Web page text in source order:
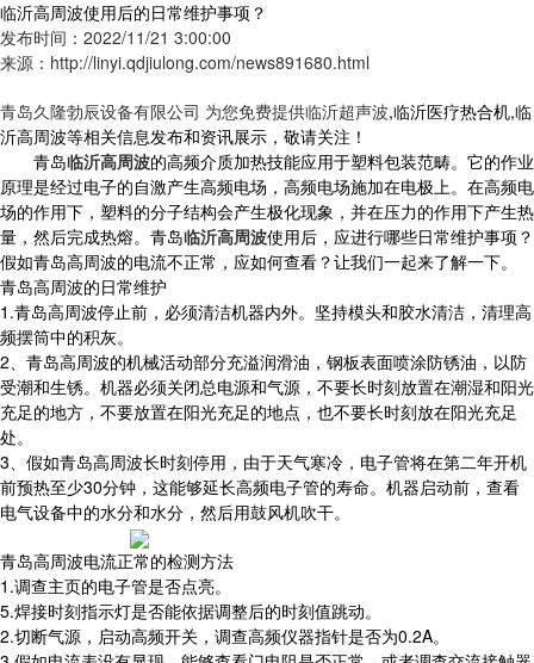
临沂高周波使用后的日常维护事项？
发布时间：2022/11/21 3:00:00
来源：http://linyi.qdjiulong.com/news891680.html
青岛久隆勃辰设备有限公司 为您免费提供临沂超声波,临沂医疗热合机,临
沂高周波等相关信息发布和资讯展示，敬请关注！
青岛临沂高周波的高频介质加热技能应用于塑料包装范畴。它的作业
原理是经过电子的自激产生高频电场，高频电场施加在电极上。在高频电
场的作用下，塑料的分子结构会产生极化现象，并在压力的作用下产生热
量，然后完成热熔。青岛临沂高周波使用后，应进行哪些日常维护事项？
假如青岛高周波的电流不正常，应如何查看？让我们一起来了解一下。
青岛高周波的日常维护
1.青岛高周波停止前，必须清洁机器内外。坚持模头和胶水清洁，清理高
频摆筒中的积灰。
2、青岛高周波的机械活动部分充溢润滑油，钢板表面喷涂防锈油，以防
受潮和生锈。机器必须关闭总电源和气源，不要长时刻放置在潮湿和阳光
充足的地方，不要放置在阳光充足的地点，也不要长时刻放在阳光充足
处。
3、假如青岛高周波长时刻停用，由于天气寒冷，电子管将在第二年开机
前预热至少30分钟，这能够延长高频电子管的寿命。机器启动前，查看
电气设备中的水分和水分，然后用鼓风机吹干。
青岛高周波电流正常的检测方法
1.调查主页的电子管是否点亮。
5.焊接时刻指示灯是否能依据调整后的时刻值跳动。
2.切断气源，启动高频开关，调查高频仪器指针是否为0.2A。